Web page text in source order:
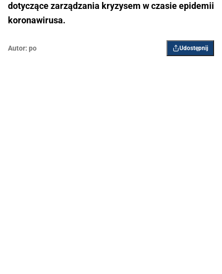
dotyczące zarządzania kryzysem w czasie epidemii
koronawirusa.
Autor: po Udostępnij